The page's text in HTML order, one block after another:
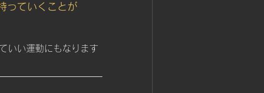
っていくことが
いい運動にもなります